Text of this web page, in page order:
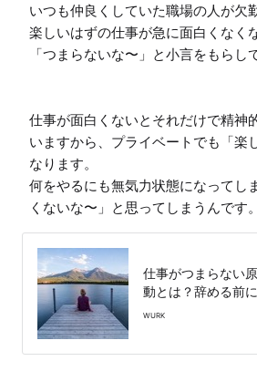
いつも仲良くしていた職場の人が欠
楽しいはずの仕事が急に面白くなく
「つまらないな〜」と小言をもらし
仕事が面白くないとそれだけで精神
いますから、プライベートでも「楽
なります。
何をやるにも無気力状態になってし
くないな〜」と思ってしまうんです。
仕事がつまらない
動とは？辞める前
WURK